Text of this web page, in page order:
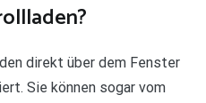
direkt über dem Fenster
Sie können sogar vom